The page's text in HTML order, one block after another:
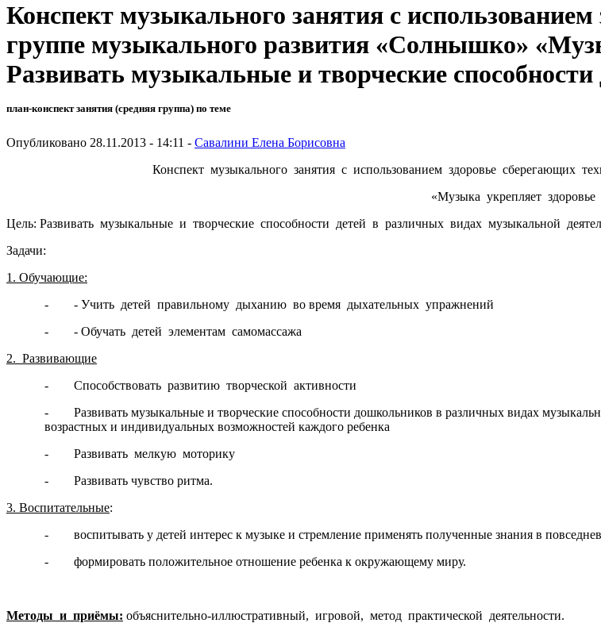
Конспект музыкального занятия с
группе музыкального развития «Солнышко»
Развивать музыкальные и творческие
план-конспект занятия (средняя группа) по теме
Опубликовано 28.11.2013 - 14:11 - Савалини Елена Борисовна
Конспект музыкального занятия с использованием здоровье сберегающих
«Музыка укрепляет
Цель: Развивать музыкальные и творческие способности детей в различных видах музыкальной
Задачи:
1. Обучающие:
- - Учить детей правильному дыханию во время дыхательных упражнений
- - Обучать детей элементам самомассажа
2. Развивающие
- Способствовать развитию творческой активности
- Развивать музыкальные и творческие способности дошкольников в различных видах
возрастных и индивидуальных возможностей каждого ребенка
- Развивать мелкую моторику
- Развивать чувство ритма.
3. Воспитательные:
- воспитывать у детей интерес к музыке и стремление применять полученные знания в
- формировать положительное отношение ребенка к окружающему миру.
Методы и приёмы: объяснительно-иллюстративный, игровой, метод практической деятельности.